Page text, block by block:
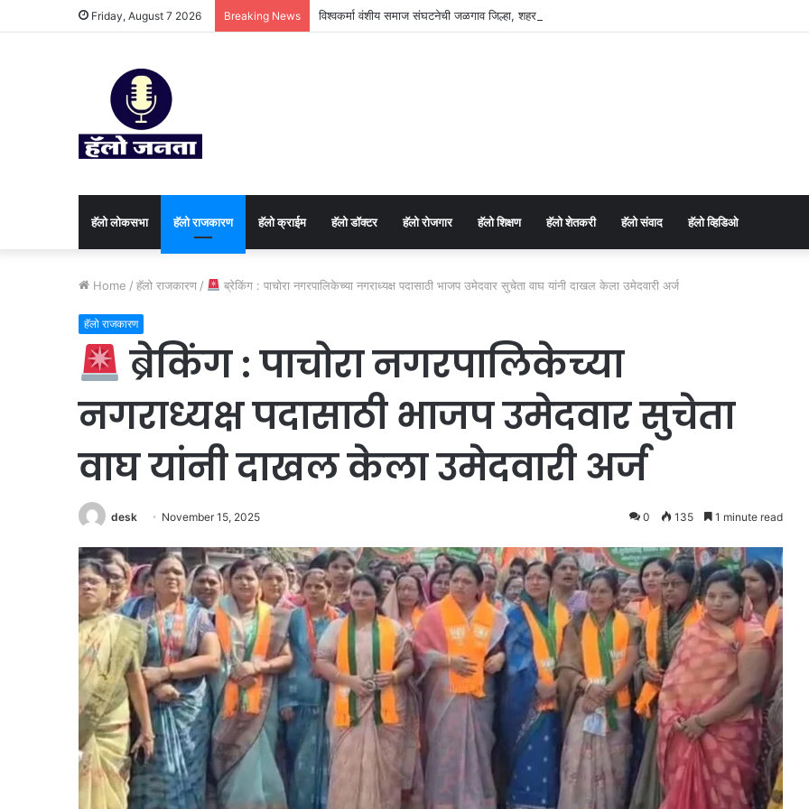
Friday, August 7 2026 Breaking News विश्वकर्मा वंशीय समाज संघटनेची जळगाव जिल्हा, शहर व युवा कार्यकारिणी जाहीर.
हॅलो लोकसभा हॅलो राजकारण ⁠हॅलो क्राईम हॅलो डॉक्टर ⁠हॅलो रोजगार हॅलो शिक्षण ⁠हॅलो शेतकरी ⁠हॅलो संवाद ⁠हॅलो व्हिडिओ
Home / हॅलो राजकारण / ब्रेकिंग : पाचोरा नगरपालिकेच्या नगराध्यक्ष पदासाठी भाजप उमेदवार सुचेता वाघ यांनी दाखल केला उमेदवारी अर्ज
हॅलो राजकारण
ब्रेकिंग : पाचोरा नगरपालिकेच्या
नगराध्यक्ष पदासाठी भाजप उमेदवार सुचेता
वाघ यांनी दाखल केला उमेदवारी अर्ज
desk November 15, 2025 0 135 1 minute read